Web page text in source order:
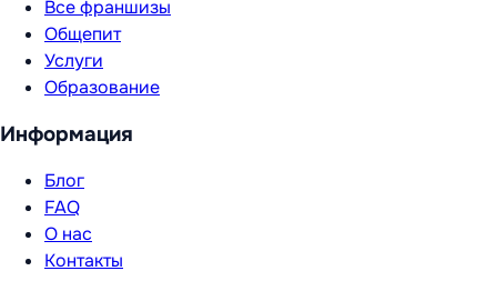
Все франшизы
Общепит
Услуги
Образование
Информация
Блог
FAQ
О нас
Контакты